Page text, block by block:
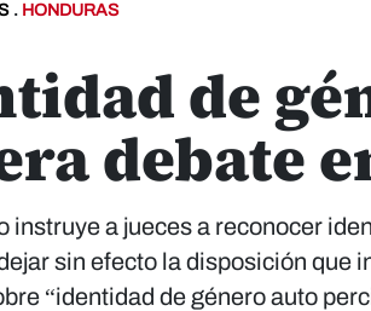
. HONDURAS
de
debate
instruye a jueces a reconocer
sin efecto la disposición que
“identidad de género auto